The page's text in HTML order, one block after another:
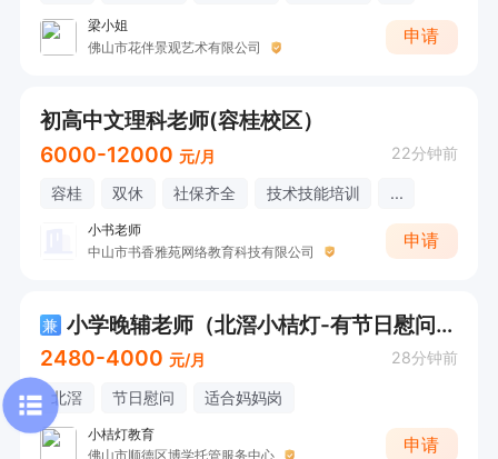
梁小姐
佛山市花伴景观艺术有限公司
申请
初高中文理科老师(容桂校区）
6000-12000 元/月 22分钟前
容桂 双休 社保齐全 技术技能培训 ...
小书老师
中山市书香雅苑网络教育科技有限公司
申请
兼
小学晚辅老师（北滘小桔灯-有节日慰问+适合“妈妈岗”）
2480-4000 元/月 28分钟前
北滘 节日慰问 适合妈妈岗
小桔灯教育
佛山市顺德区博学托管服务中心
申请